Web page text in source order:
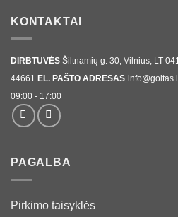
KONTAKTAI
DIRBTUVĖS Šiltnamių g. 30, Vilnius, LT-
44661 EL. PAŠTO ADRESAS
09:00 - 17:00
PAGALBA
Pirkimo taisyklės